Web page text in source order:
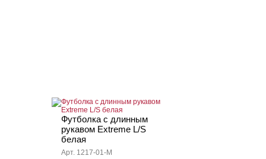
Футболка с длинным
рукавом Extreme L/S
белая
Арт. 1217-01-M